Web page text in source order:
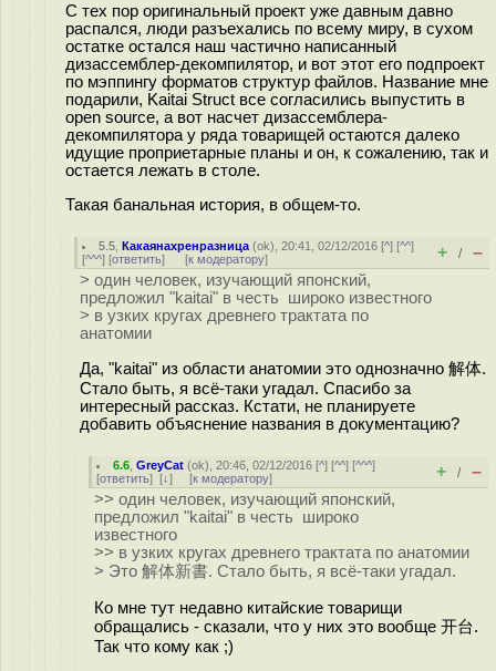
С тех пор оригинальный проект уже давным давно
распался, люди разъехались по всему миру, в сухом
остатке остался наш частично написанный
дизассемблер-декомпилятор, и вот этот его подпроект
по мэппингу форматов структур файлов. Название мне
подарили, Kaitai Struct все согласились выпустить в
open source, а вот насчет дизассемблера-
декомпилятора у ряда товарищей остаются далеко
идущие проприетарные планы и он, к сожалению, так и
остается лежать в столе.
Такая банальная история, в общем-то.
5.5 ,Какаянахренразница (ok), 20:41, 02/12/2016 [^] [^^]
[^^^] [ответить] [к модератору] + / –
> один человек, изучающий японский,
предложил "kaitai" в честь широко известного
> в узких кругах древнего трактата по
анатомии
Да, "kaitai" из области анатомии это однозначно 解体.
Стало быть, я всё-таки угадал. Спасибо за
интересный рассказ. Кстати, не планируете
добавить объяснение названия в документацию?
6.6 ,GreyCat (ok), 20:46, 02/12/2016 [^] [^^] [^^^]
[ответить] [↓] [к модератору] + / –
>> один человек, изучающий японский,
предложил "kaitai" в честь широко
известного
>> в узких кругах древнего трактата по анатомии
> Это 解体新書. Стало быть, я всё-таки угадал.
Ко мне тут недавно китайские товарищи
обращались - сказали, что у них это вообще 开台.
Так что кому как ;)